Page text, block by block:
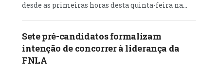
desde as primeiras horas desta quinta-feira na...
Sete pré-candidatos formalizam
intenção de concorrer à liderança da
FNLA